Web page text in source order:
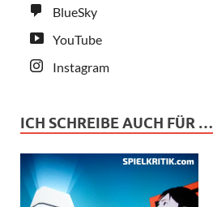
BlueSky
YouTube
Instagram
ICH SCHREIBE AUCH FÜR …